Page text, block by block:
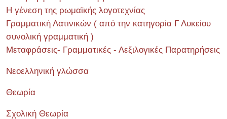
Η γένεση της ρωμαϊκής λογοτεχνίας
Γραμματική Λατινικών ( από την κατηγορία Γ Λυκείου
συνολική γραμματική )
Μεταφράσεις- Γραμματικές - Λεξιλογικές Παρατηρήσεις
Νεοελληνική γλώσσα
Θεωρία
Σχολική Θεωρία